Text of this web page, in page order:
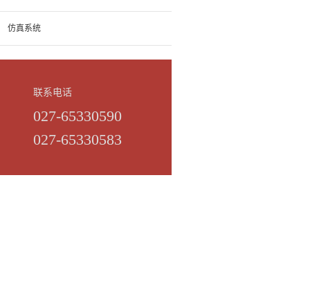
仿真系统
联系电话
027-65330590
027-65330583